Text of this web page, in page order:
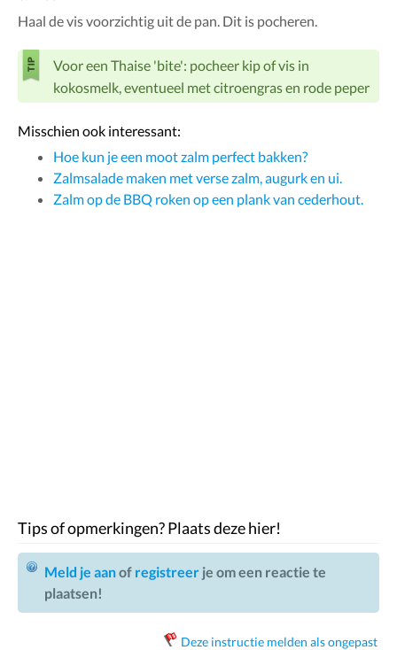
Haal de vis voorzichtig uit de pan. Dit is pocheren.
Voor een Thaise 'bite': pocheer kip of vis in
kokosmelk, eventueel met citroengras en rode peper
Misschien ook interessant:
Hoe kun je een moot zalm perfect bakken?
Zalmsalade maken met verse zalm, augurk en ui.
Zalm op de BBQ roken op een plank van cederhout.
Tips of opmerkingen? Plaats deze hier!
Meld je aanof registreer je om een reactie te
plaatsen!
Deze instructie melden als ongepast